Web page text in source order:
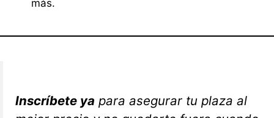
más.
Inscríbete ya para asegurar tu plaza al